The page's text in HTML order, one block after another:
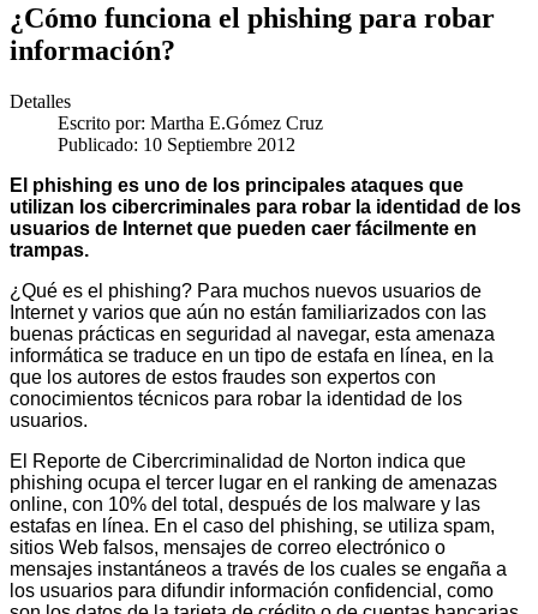
¿Cómo funciona el phishing para robar
información?
Detalles
Escrito por: Martha E.Gómez Cruz
Publicado: 10 Septiembre 2012
El phishing es uno de los principales ataques que
utilizan los cibercriminales para robar la identidad de los
usuarios de Internet que pueden caer fácilmente en
trampas.
¿Qué es el phishing? Para muchos nuevos usuarios de
Internet y varios que aún no están familiarizados con las
buenas prácticas en seguridad al navegar, esta amenaza
informática se traduce en un tipo de estafa en línea, en la
que los autores de estos fraudes son expertos con
conocimientos técnicos para robar la identidad de los
usuarios.
El Reporte de Cibercriminalidad de Norton indica que
phishing ocupa el tercer lugar en el ranking de amenazas
online, con 10% del total, después de los malware y las
estafas en línea. En el caso del phishing, se utiliza spam,
sitios Web falsos, mensajes de correo electrónico o
mensajes instantáneos a través de los cuales se engaña a
los usuarios para difundir información confidencial, como